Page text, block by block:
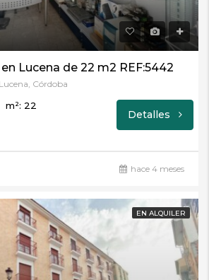
Lucena de 22 m2 REF:5442
Córdoba
m²: 22
Detalles
hace 4 meses
EN ALQUILER